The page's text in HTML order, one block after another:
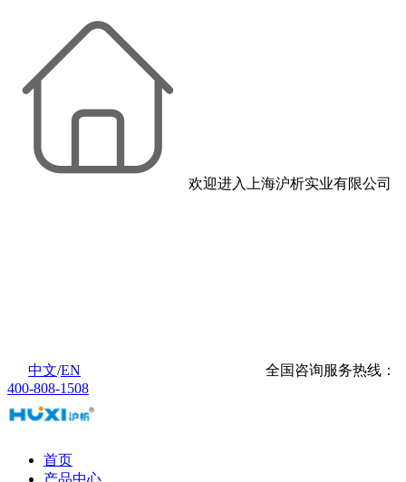
欢迎进入上海沪析实业有限公司
中文/EN
全国咨询服务热线：
400-808-1508
首页
产品中心